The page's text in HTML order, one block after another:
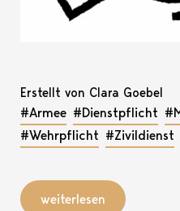
Erstellt von Clara Goebel
#Armee #Dienstpflicht
#Wehrpflicht #Zivildienst
weiterlesen